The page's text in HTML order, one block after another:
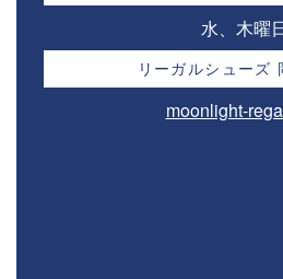
水、木曜
リーガルシューズ
moonlight-